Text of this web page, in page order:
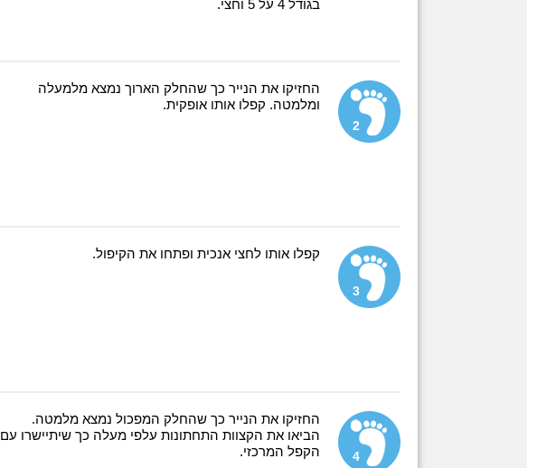
בגודל 4 על 5 וחצי.
2
החזיקו את הנייר כך שהחלק הארוך נמצא מלמעלה
ומלמטה. קפלו אותו אופקית.
3
קפלו אותו לחצי אנכית ופתחו את הקיפול.
4
החזיקו את הנייר כך שהחלק המפכול נמצא מלמטה.
הביאו את הקצוות התחתונות עלפי מעלה כך שיתיישרו עם
הקפל המרכזי.